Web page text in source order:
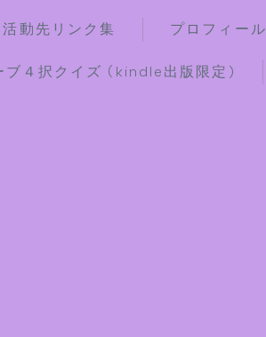
動先リンク集 プロフィール
４択クイズ (kindle出版限定)